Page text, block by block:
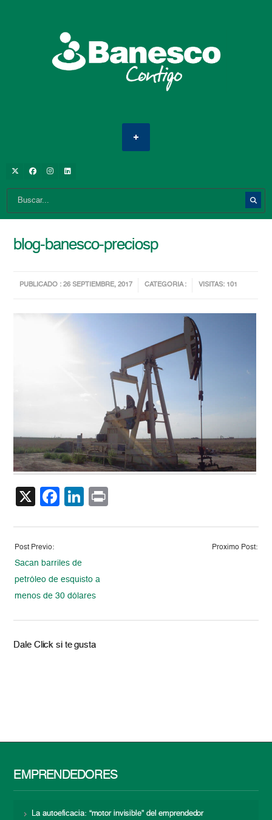
blog-banesco-preciosp
PUBLICADO : 26 SEPTIEMBRE, 2017 CATEGORIA : VISITAS: 101
X Facebook
LinkedIn
Post Previo:
Sacan barriles de
petróleo de esquisto a
menos de 30 dólares
Proximo Post:
Dale Click si te gusta
EMPRENDEDORES
La autoeficacia: “motor invisible” del emprendedor